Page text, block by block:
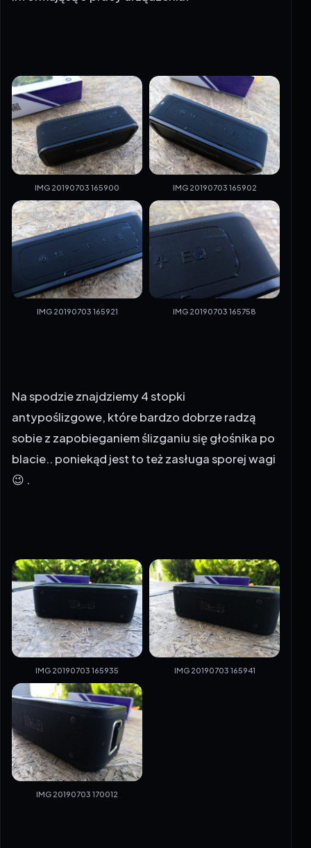
IMG 20190703 165900 IMG 20190703 165902
IMG 20190703 165921 IMG 20190703 165758
Na spodzie znajdziemy 4 stopki
antypoślizgowe, które bardzo dobrze radzą
sobie z zapobieganiem ślizganiu się głośnika po
blacie.. poniekąd jest to też zasługa sporej wagi
😉 .
IMG 20190703 165935 IMG 20190703 165941
IMG 20190703 170012